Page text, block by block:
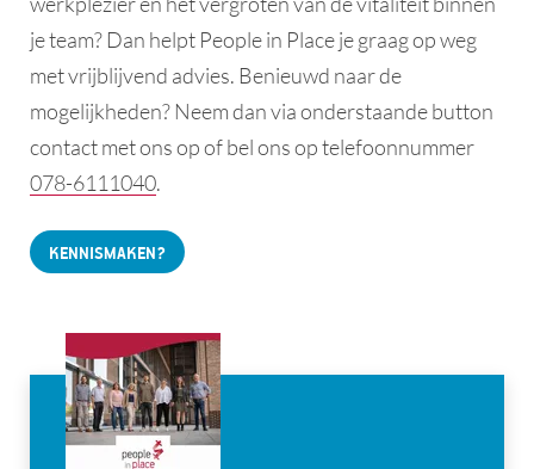
je team? Dan helpt People in Place je graag op weg
met vrijblijvend advies. Benieuwd naar de
mogelijkheden? Neem dan via onderstaande button
contact met ons op of bel ons op telefoonnummer
078-6111040.
KENNISMAKEN?